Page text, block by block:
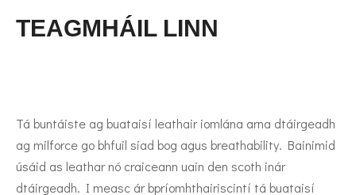
TEAGMHÁIL LINN
Tá buntáiste ag buataisí leathair iomlána arna dtáirgeadh
ag milforce go bhfuil siad bog agus breathability. Bainimid
úsáid as leathar nó craiceann uain den scoth inár
dtáirgeadh. I measc ár bpríomhthairiscintí tá buataisí